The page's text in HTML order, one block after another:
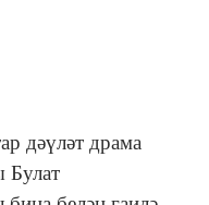
дәүләт драма
Булат